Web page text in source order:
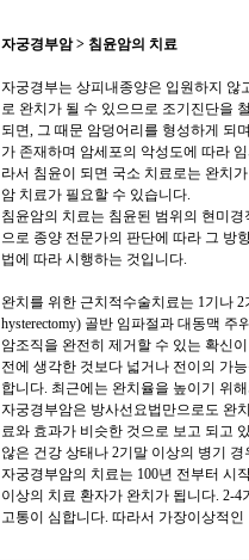
자궁경부암 > 침윤암의 치료
자궁경부는 상피내종양은 입원하지 않
로 완치가 될 수 있으므로 조기진단을
되면, 그 때문 암덩어리를 형성하게 되
가 존재하며 암세포의 악성도에 따라
라서 침윤이 되면 국소 치료로는 완치
암 치료가 필요할 수 있습니다.
침윤암의 치료는 침윤된 범위의 현미
으로 종양 전문가의 판단에 따라 그 방
법에 따라 시행하는 것입니다.
완치를 위한 근치적수술치료는 1기나
hysterectomy) 골반 임파절과 대동맥
암조직을 완전히 제거할 수 있는 확신
전에 생각한 것보다 넓거나 전이의 가
합니다. 최근에는 완치율을 높이기 위
자궁경부암은 방사선요법만으로도 완
료와 효과가 비슷한 것으로 보고 되고
않은 건강 상태나 2기말 이상의 병기
자궁경부암의 치료는 100년 전부터 시
이상의 치료 환자가 완치가 됩니다. 2-
고통이 심합니다. 따라서 가장이상적